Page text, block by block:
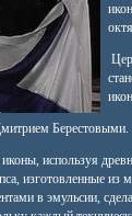
Берестовыми.
используя
изготовленные из
в эмульсии,